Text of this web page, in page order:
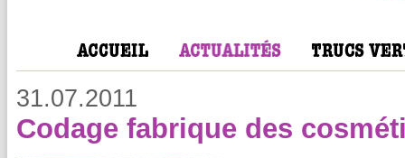
31.07.2011
Codage fabrique des